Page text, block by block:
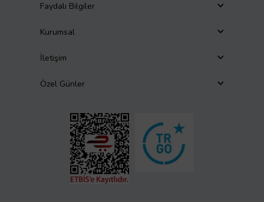
Faydalı Bilgiler
Kurumsal
İletişim
Özel Günler